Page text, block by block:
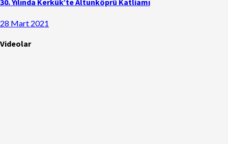
30. Yılında Kerkük’te Altunköprü Katliamı
28 Mart 2021
Videolar